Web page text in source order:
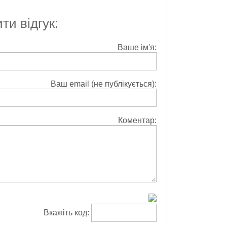
відгук:
Ваше ім'я:
Ваш email (не публікується):
Коментар:
Вкажіть код: